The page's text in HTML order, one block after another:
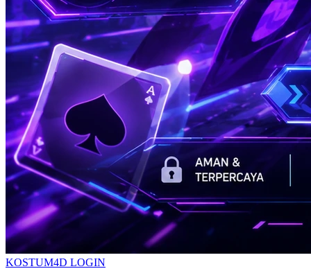
KOSTUM4D LOGIN